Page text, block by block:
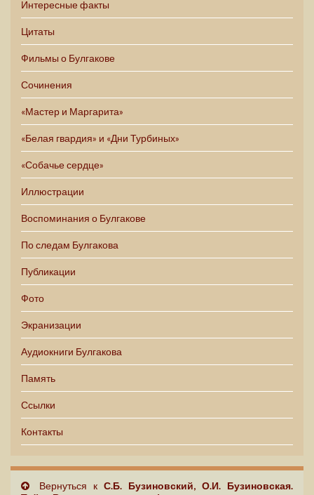
Интересные факты
Цитаты
Фильмы о Булгакове
Сочинения
«Мастер и Маргарита»
«Белая гвардия» и «Дни Турбиных»
«Собачье сердце»
Иллюстрации
Воспоминания о Булгакове
По следам Булгакова
Публикации
Фото
Экранизации
Аудиокниги Булгакова
Память
Ссылки
Контакты
Вернуться к С.Б. Бузиновский, О.И. Бузиновская.